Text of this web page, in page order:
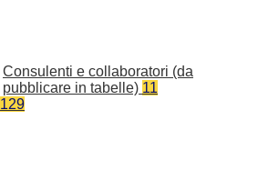
Consulenti e collaboratori (da
pubblicare in tabelle) 11
129